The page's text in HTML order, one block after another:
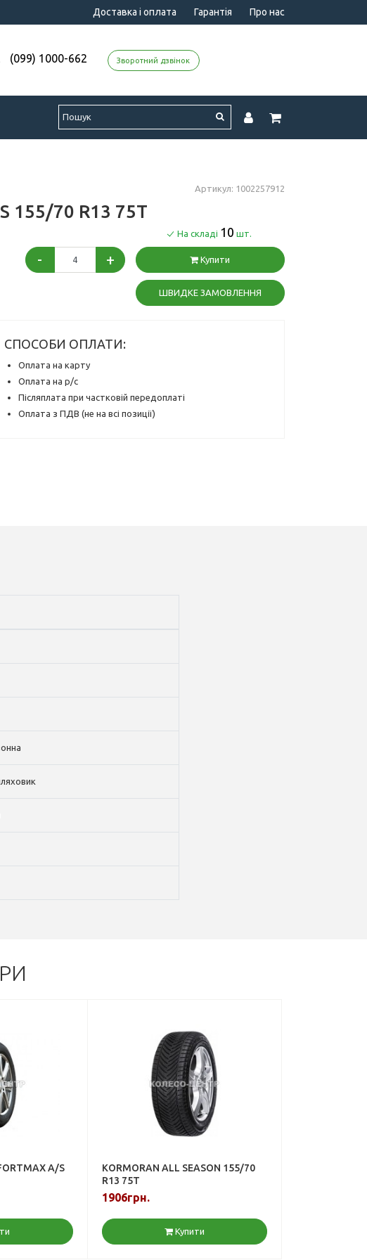
Доставка і оплата Гарантія Про нас
(099) 1000-662 Зворотний дзвінок
Артикул: 1002257912
155/70 R13 75T
- +
На складі 10 шт.
Купити
ШВИДКЕ ЗАМОВЛЕННЯ
СПОСОБИ ОПЛАТИ:
Оплата на карту
Оплата на р/с
Післяплата при частковій передоплаті
Оплата з ПДВ (не на всі позиції)
A/S
KORMORAN ALL SEASON 155/70
R13 75T
1906грн.
Купити